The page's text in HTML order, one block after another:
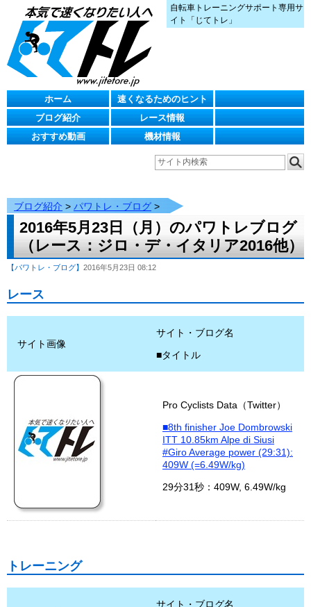
自転車トレーニングサポート専用サ
イト「じてトレ」
ホーム
速くなるためのヒント
ブログ紹介
レース情報
おすすめ動画
機材情報
ブログ紹介 > パワトレ・ブログ>
2016年5月23日（月）のパワトレブログ
（レース：ジロ・デ・イタリア2016他）
【パワトレ・ブログ】 2016年5月23日 08:12
レース
サイト画像
サイト・ブログ名
■タイトル
Pro Cyclists Data（Twitter）
■8th finisher Joe Dombrowski
ITT 10.85km Alpe di Siusi
#Giro Average power (29:31):
409W (=6.49W/kg)
29分31秒：409W, 6.49W/kg
トレーニング
サイト・ブログ名